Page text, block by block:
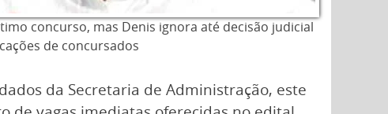
concurso, mas Denis ignora até decisão judicial
de concursados
da Secretaria de Administração, este